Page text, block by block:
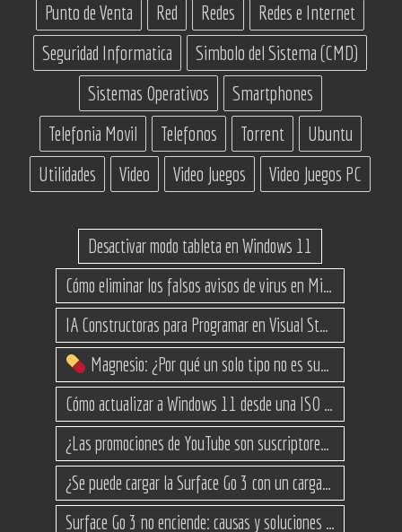
Punto de Venta
Red Redes
Redes e Internet
Seguridad Informatica
Simbolo del Sistema (CMD)
Sistemas Operativos
Smartphones
Telefonia Movil
Telefonos Torrent
Ubuntu
Utilidades
Video Video Juegos Video Juegos PC
Desactivar modo tableta en Windows 11
Cómo eliminar los falsos avisos de virus en Microsoft Edge
IA Constructoras para Programar en Visual Studio con C#
Magnesio: ¿Por qué un solo tipo no es suficiente? (Guía de variantes)
Cómo actualizar a Windows 11 desde una ISO en equipos no compatibles
¿Las promociones de YouTube son suscriptores reales o bots? Esta es la Verdad
¿Se puede cargar la Surface Go 3 con un cargador USB-C de teléfono?
Surface Go 3 no enciende: causas y soluciones paso a paso para que arranque